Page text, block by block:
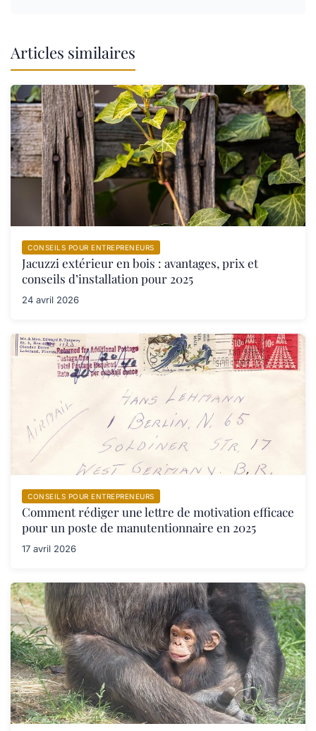
Articles similaires
CONSEILS POUR ENTREPRENEURS
Jacuzzi extérieur en bois : avantages, prix et
conseils d’installation pour 2025
24 avril 2026
CONSEILS POUR ENTREPRENEURS
Comment rédiger une lettre de motivation efficace
pour un poste de manutentionnaire en 2025
17 avril 2026